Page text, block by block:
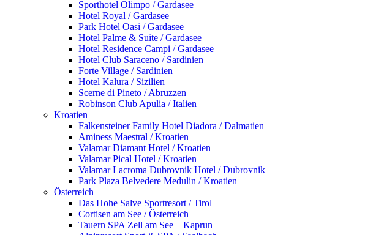
Sporthotel Olimpo / Gardasee
Hotel Royal / Gardasee
Park Hotel Oasi / Gardasee
Hotel Palme & Suite / Gardasee
Hotel Residence Campi / Gardasee
Hotel Club Saraceno / Sardinien
Forte Village / Sardinien
Hotel Kalura / Sizilien
Scerne di Pineto / Abruzzen
Robinson Club Apulia / Italien
Kroatien
Falkensteiner Family Hotel Diadora / Dalmatien
Aminess Maestral / Kroatien
Valamar Diamant Hotel / Kroatien
Valamar Pical Hotel / Kroatien
Valamar Lacroma Dubrovnik Hotel / Dubrovnik
Park Plaza Belvedere Medulin / Kroatien
Österreich
Das Hohe Salve Sportresort / Tirol
Cortisen am See / Österreich
Tauern SPA Zell am See – Kaprun